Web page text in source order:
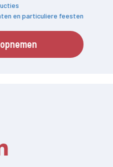
en particuliere feesten